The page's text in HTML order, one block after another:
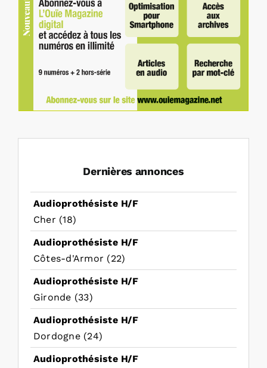
Dernières annonces
Audioprothésiste H/F
Cher (18)
Audioprothésiste H/F
Côtes-d'Armor (22)
Audioprothésiste H/F
Gironde (33)
Audioprothésiste H/F
Dordogne (24)
Audioprothésiste H/F